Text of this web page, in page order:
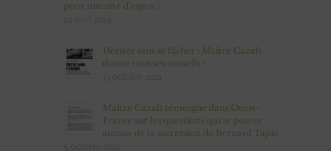
pour insanité d’esprit ?
Hériter sans se fâcher : Maître Cazals
donne tous ses conseils !
Maître Cazals témoigne dans Ouest-
France sur les questions qui se posent
autour de la succession de Bernard Tapie